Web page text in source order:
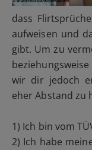
dass
aufweisen und
gibt. Um zu
wir dir jedoch
eher Abstand zu
1) Ich bin vom
2) Ich habe